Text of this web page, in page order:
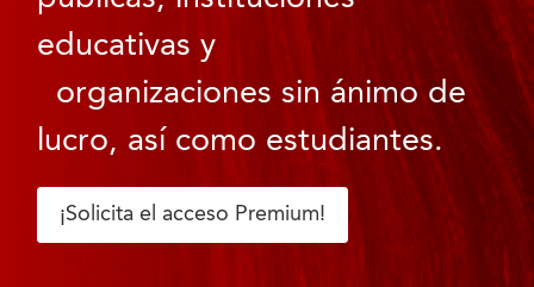
educativas y
organizaciones sin ánimo de
lucro, así como estudiantes.
¡Solicita el acceso Premium!